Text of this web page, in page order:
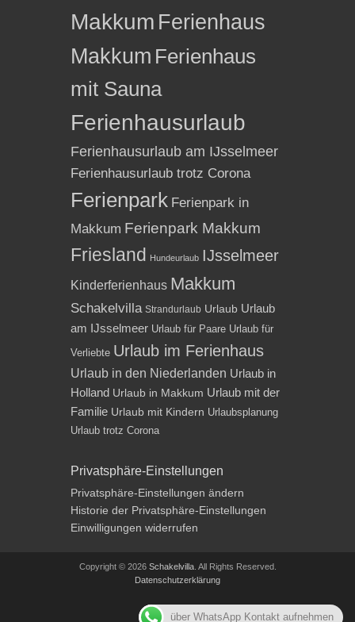
Makkum Ferienhaus
Makkum Ferienhaus
mit Sauna
Ferienhausurlaub
Ferienhausurlaub am IJsselmeer
Ferienhausurlaub trotz Corona
Ferienpark Ferienpark in
Makkum Ferienpark Makkum
Friesland Hundeurlaub IJsselmeer
Kinderferienhaus Makkum
Schakelvilla Strandurlaub Urlaub Urlaub
am IJsselmeer Urlaub für Paare Urlaub für
Verliebte Urlaub im Ferienhaus
Urlaub in den Niederlanden Urlaub in
Holland Urlaub in Makkum Urlaub mit der
Familie Urlaub mit Kindern Urlaubsplanung
Urlaub trotz Corona
Privatsphäre-Einstellungen
Privatsphäre-Einstellungen ändern
Historie der Privatsphäre-Einstellungen
Einwilligungen widerrufen
Copyright © 2026 Schakelvilla. All Rights Reserved.
Datenschutzerklärung
Impressum
über WhatsApp Kontakt aufnehmen